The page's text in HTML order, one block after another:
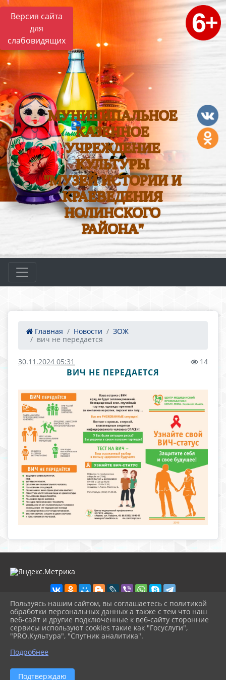
Версия сайта
для
слабовидящих
МУНИЦИПАЛЬНОЕ
КАЗЕННОЕ
УЧРЕЖДЕНИЕ
КУЛЬТУРЫ
"МУЗЕЙ ИСТОРИИ И
КРАЕВЕДЕНИЯ
НОЛИНСКОГО
РАЙОНА"
Главная Новости
ЗОЖ
вич не передается
30.11.2024 05:31 14
ВИЧ НЕ ПЕРЕДАЕТСЯ
2026 г. nolinsk-museum.ru
Вход
Карта сайта
Политика обработки персональных данных
Сделано на KubCMS
Разработка и поддержка
Пользуясь нашим сайтом, вы соглашаетесь с политикой
обработки персональных данных а также с тем что наш
веб-сайт и другие подключенные к веб-сайту сторонние
сервисы используют cookies такие как "Госуслуги",
"PRO.Культура", "Спутник аналитика".
Подробнее
Подтверждаю